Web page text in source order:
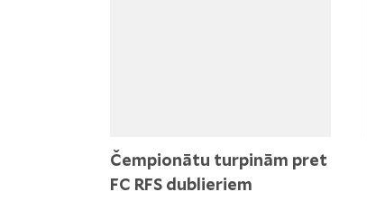
Čempionātu turpinām pret
FC RFS dublieriem